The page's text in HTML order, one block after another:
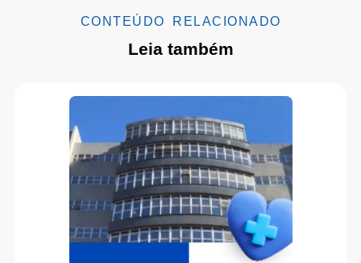
CONTEÚDO RELACIONADO
Leia também